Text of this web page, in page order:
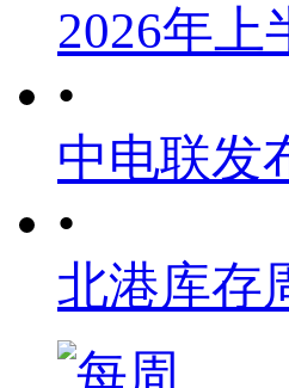
2026年上
•
中电联发
•
北港库存